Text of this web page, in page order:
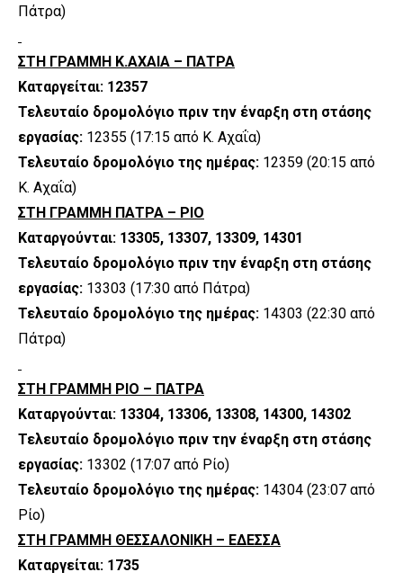
Πάτρα)
ΣΤΗ ΓΡΑΜΜΗ Κ.ΑΧΑΙΑ – ΠΑΤΡΑ
Καταργείται: 12357
Τελευταίο δρομολόγιο πριν την έναρξη στη στάσης
εργασίας: 12355 (17:15 από Κ. Αχαΐα)
Τελευταίο δρομολόγιο της ημέρας: 12359 (20:15 από
Κ. Αχαΐα)
ΣΤΗ ΓΡΑΜΜΗ ΠΑΤΡΑ – ΡΙΟ
Καταργούνται: 13305, 13307, 13309, 14301
Τελευταίο δρομολόγιο πριν την έναρξη στη στάσης
εργασίας: 13303 (17:30 από Πάτρα)
Τελευταίο δρομολόγιο της ημέρας: 14303 (22:30 από
Πάτρα)
ΣΤΗ ΓΡΑΜΜΗ ΡΙΟ – ΠΑΤΡΑ
Καταργούνται: 13304, 13306, 13308, 14300, 14302
Τελευταίο δρομολόγιο πριν την έναρξη στη στάσης
εργασίας: 13302 (17:07 από Ρίο)
Τελευταίο δρομολόγιο της ημέρας: 14304 (23:07 από
Ρίο)
ΣΤΗ ΓΡΑΜΜΗ ΘΕΣΣΑΛΟΝΙΚΗ – ΕΔΕΣΣΑ
Καταργείται: 1735